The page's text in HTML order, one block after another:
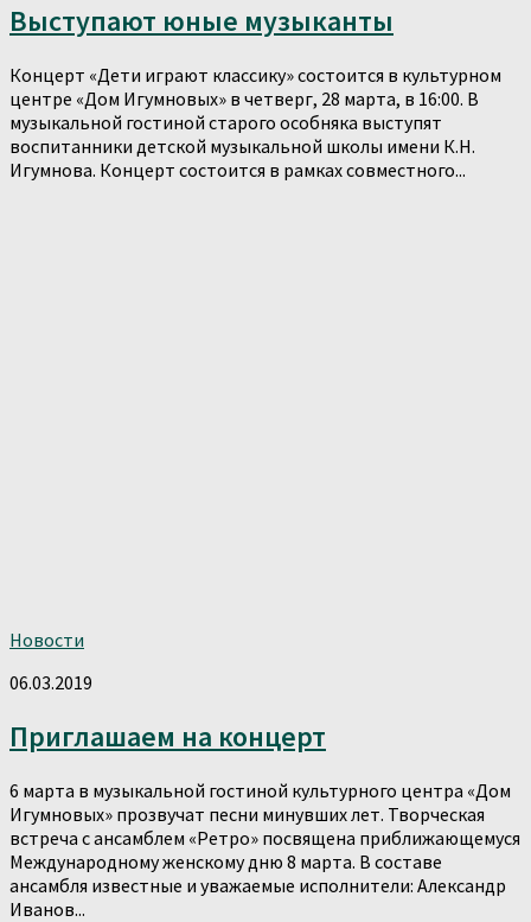
Выступают юные музыканты
Концерт «Дети играют классику» состоится в культурном
центре «Дом Игумновых» в четверг, 28 марта, в 16:00. В
музыкальной гостиной старого особняка выступят
воспитанники детской музыкальной школы имени К.Н.
Игумнова. Концерт состоится в рамках совместного...
Новости
06.03.2019
Приглашаем на концерт
6 марта в музыкальной гостиной культурного центра «Дом
Игумновых» прозвучат песни минувших лет. Творческая
встреча с ансамблем «Ретро» посвящена приближающемуся
Международному женскому дню 8 марта. В составе
ансамбля известные и уважаемые исполнители: Александр
Иванов...